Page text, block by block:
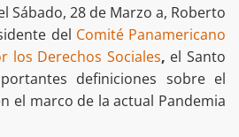
Sábado, 28 de Marzo a, Roberto
del Comité Panamericano
los Derechos Sociales, el Santo
definiciones sobre el
el marco de la actual Pandemia